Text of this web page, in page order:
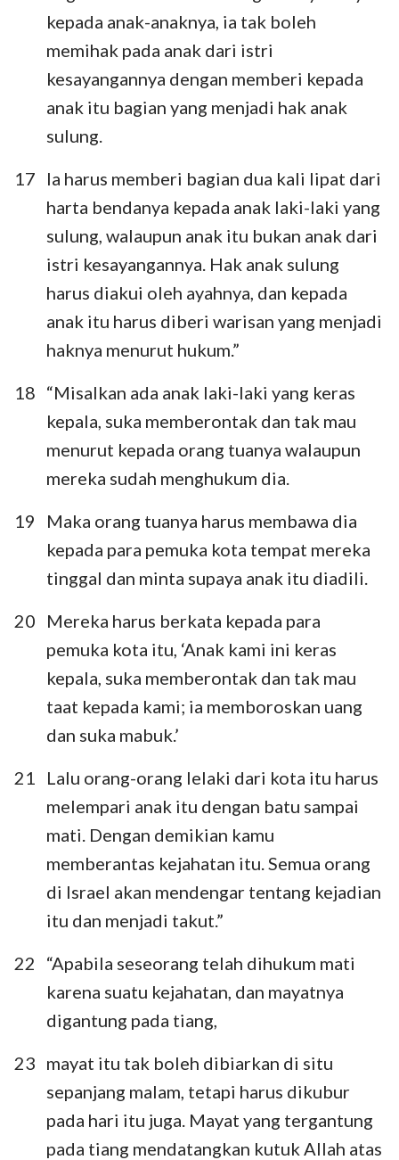
3
7
8
9 10 11 12 13
14
15
16 17 18 19 20
21
22
23 24 25 26 27
28
29
30 31 32
kepada anak-anaknya, ia tak boleh
memihak pada anak dari istri
kesayangannya dengan memberi kepada
anak itu bagian yang menjadi hak anak
sulung.
17
Ia harus memberi bagian dua kali lipat dari
harta bendanya kepada anak laki-laki yang
sulung, walaupun anak itu bukan anak dari
istri kesayangannya. Hak anak sulung
harus diakui oleh ayahnya, dan kepada
anak itu harus diberi warisan yang menjadi
haknya menurut hukum.”
18 “Misalkan ada anak laki-laki yang keras
kepala, suka memberontak dan tak mau
menurut kepada orang tuanya walaupun
mereka sudah menghukum dia.
19
Maka orang tuanya harus membawa dia
kepada para pemuka kota tempat mereka
tinggal dan minta supaya anak itu diadili.
20
Mereka harus berkata kepada para
pemuka kota itu, ‘Anak kami ini keras
kepala, suka memberontak dan tak mau
taat kepada kami; ia memboroskan uang
dan suka mabuk.’
21
Lalu orang-orang lelaki dari kota itu harus
melempari anak itu dengan batu sampai
mati. Dengan demikian kamu
memberantas kejahatan itu. Semua orang
di Israel akan mendengar tentang kejadian
itu dan menjadi takut.”
22
“Apabila seseorang telah dihukum mati
karena suatu kejahatan, dan mayatnya
digantung pada tiang,
23 mayat itu tak boleh dibiarkan di situ
sepanjang malam, tetapi harus dikubur
pada hari itu juga. Mayat yang tergantung
pada tiang mendatangkan kutuk Allah atas